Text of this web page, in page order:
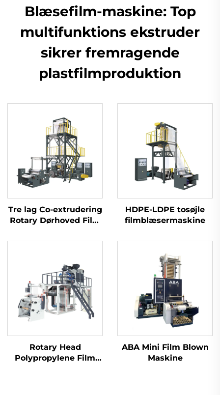
Blæsefilm-maskine: Top
multifunktions ekstruder
sikrer fremragende
plastfilmproduktion
Tre lag Co-extrudering
Rotary Dørhoved Film
HDPE-LDPE tosøjle
filmblæsermaskine
Rotary Head
Polypropylene Film
ABA Mini Film Blown
Maskine